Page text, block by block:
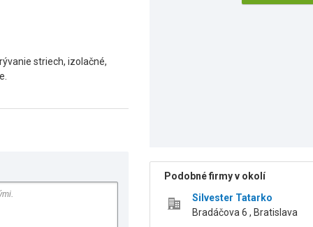
striech, izolačné,
Podobné firmy v okolí
Silvester Tatarko
Bradáčova 6 , Bratislava